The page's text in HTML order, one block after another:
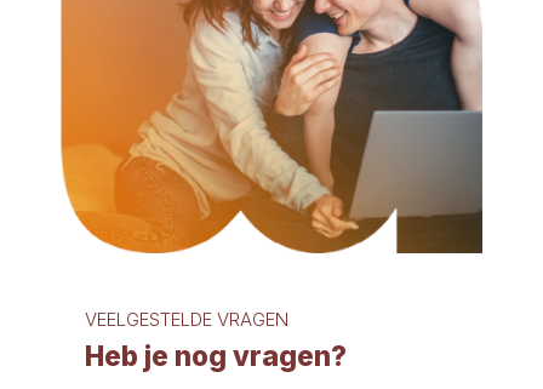
VEELGESTELDE VRAGEN
Heb je nog vragen?